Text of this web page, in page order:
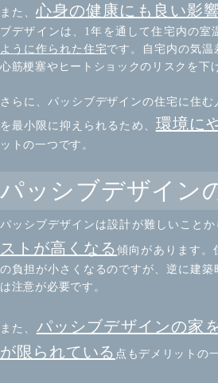
また、心身の健康にも良い影
ブデザインは、1年を通して住宅内の室
ように作られた住宅です。自宅内の気温
心筋梗塞やヒートショックのリスクを下
さらに、パッシブデザインの住宅に住
を最小限に抑えられるため、 環境に
ットの一つです。
パッシブデザイン
パッシブデザインは設計が難しいことか
ストが高くなる傾向があります。
の負担が小さくなるのですが、逆に建築
は注意が必要です。
また、 パッシブデザインの家
が限られている 点もデメリットの